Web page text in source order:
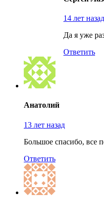
14 лет назад
Да я уже
Ответить
Анатолий
13 лет назад
Большое спасибо, все
Ответить